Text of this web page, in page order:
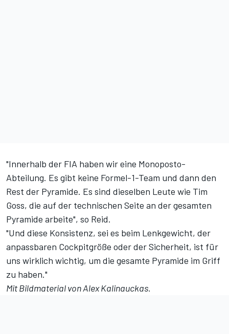
"Innerhalb der FIA haben wir eine Monoposto-
Abteilung. Es gibt keine Formel-1-Team und dann den
Rest der Pyramide. Es sind dieselben Leute wie Tim
Goss, die auf der technischen Seite an der gesamten
Pyramide arbeite", so Reid.
"Und diese Konsistenz, sei es beim Lenkgewicht, der
anpassbaren Cockpitgröße oder der Sicherheit, ist für
uns wirklich wichtig, um die gesamte Pyramide im Griff
zu haben."
Mit Bildmaterial von Alex Kalinauckas.